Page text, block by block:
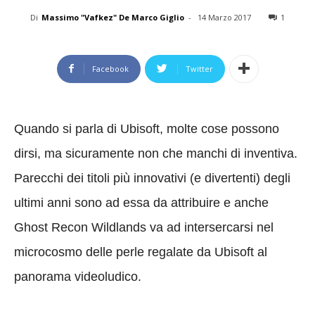
Di Massimo "Vafkez" De Marco Giglio - 14 Marzo 2017 1
Facebook Twitter
Quando si parla di Ubisoft, molte cose possono
dirsi, ma sicuramente non che manchi di inventiva.
Parecchi dei titoli più innovativi (e divertenti) degli
ultimi anni sono ad essa da attribuire e anche
Ghost Recon Wildlands va ad intersercarsi nel
microcosmo delle perle regalate da Ubisoft al
panorama videoludico.